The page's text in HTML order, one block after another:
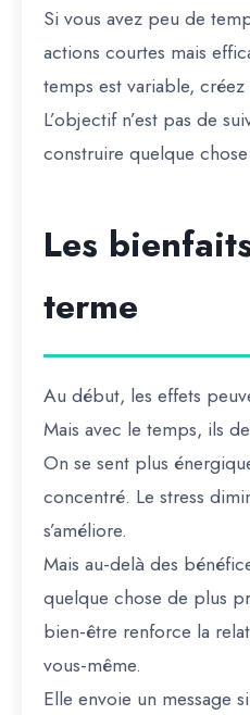
Si vous avez peu de
actions courtes mais
temps est variable,
L’objectif n’est pas de
construire quelque
Les
terme
Au début, les effets
Mais avec le temps, ils
On se sent plus
concentré. Le stress
s’améliore.
Mais au-delà des
quelque chose de plus
bien-être renforce la
vous-même.
Elle envoie un message